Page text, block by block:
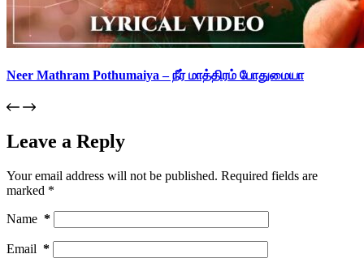
Neer Mathram Pothumaiya – நீர் மாத்திரம் போதுமையா
Leave a Reply
Your email address will not be published. Required fields are
marked *
Name *
Email *